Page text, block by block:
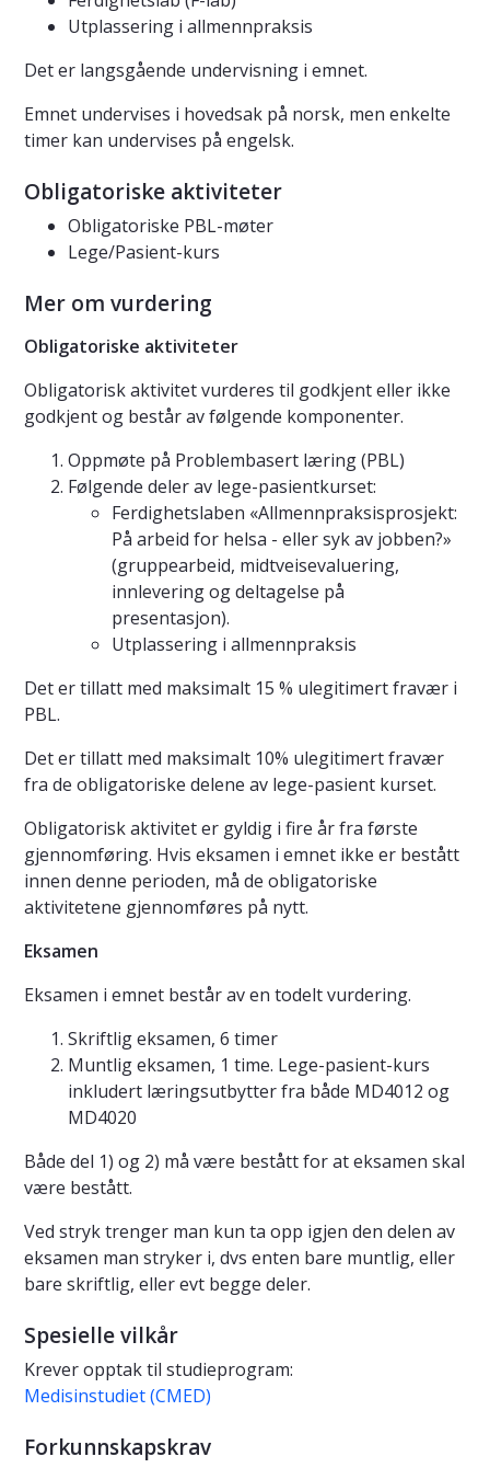
Utplassering i allmennpraksis
Det er langsgående undervisning i emnet.
Emnet undervises i hovedsak på norsk, men enkelte
timer kan undervises på engelsk.
Obligatoriske aktiviteter
Obligatoriske PBL-møter
Lege/Pasient-kurs
Mer om vurdering
Obligatoriske aktiviteter
Obligatorisk aktivitet vurderes til godkjent eller ikke
godkjent og består av følgende komponenter.
Oppmøte på Problembasert læring (PBL)
Følgende deler av lege-pasientkurset:
Ferdighetslaben «Allmennpraksisprosjekt:
På arbeid for helsa - eller syk av jobben?»
(gruppearbeid, midtveisevaluering,
innlevering og deltagelse på
presentasjon).
Utplassering i allmennpraksis
Det er tillatt med maksimalt 15 % ulegitimert fravær i
PBL.
Det er tillatt med maksimalt 10% ulegitimert fravær
fra de obligatoriske delene av lege-pasient kurset.
Obligatorisk aktivitet er gyldig i fire år fra første
gjennomføring. Hvis eksamen i emnet ikke er bestått
innen denne perioden, må de obligatoriske
aktivitetene gjennomføres på nytt.
Eksamen
Eksamen i emnet består av en todelt vurdering.
Skriftlig eksamen, 6 timer
Muntlig eksamen, 1 time. Lege-pasient-kurs
inkludert læringsutbytter fra både MD4012 og
MD4020
Både del 1) og 2) må være bestått for at eksamen skal
være bestått.
Ved stryk trenger man kun ta opp igjen den delen av
eksamen man stryker i, dvs enten bare muntlig, eller
bare skriftlig, eller evt begge deler.
Spesielle vilkår
Krever opptak til studieprogram:
Medisinstudiet (CMED)
Forkunnskapskrav